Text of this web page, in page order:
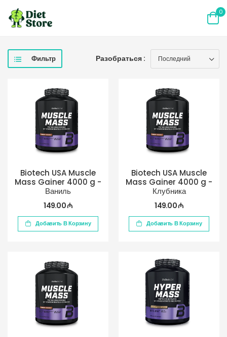
0
Фильтр Разобраться :
Biotech USA Muscle
Mass Gainer 4000 g -
Ваниль
149.00 ₼
Добавить В Корзину
Biotech USA Muscle
Mass Gainer 4000 g -
Клубника
149.00 ₼
Добавить В Корзину